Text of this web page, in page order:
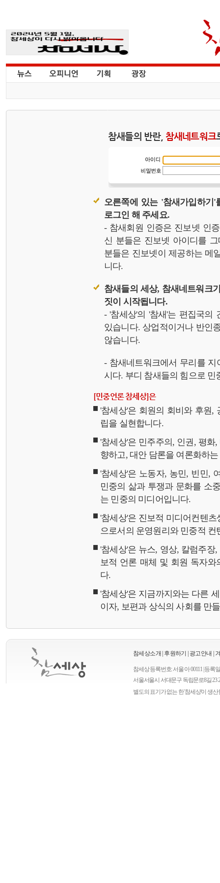
참새들의 반란, 참새네트워크
오른쪽에 있는 '참새가입하기
로그인 해 주세요.
- 참새회원 인증은 진보넷 인
신 분들은 진보넷 아이디를
분들은 진보넷이 제공하는 메
니다.
참새들의 세상, 참새네트워크
짓이 시작됩니다.
- '참세상'의 '참새'는 편집국의
있습니다. 상업적이거나 반인
않습니다.
- 참새네트워크에서 무리를
시다. 부디 참새들의 힘으로 민
[민중언론 참세상]은
'참세상'은 회원의 회비와 후원,
립을 실현합니다.
'참세상'은 민주주의, 인권, 평
향하고, 대안 담론을 여론화하
'참세상'은 노동자, 농민, 빈민,
민중의 삶과 투쟁과 문화를 소
는 민중의 미디어입니다.
'참세상'은 진보적 미디어컨텐
으로서의 운영원리와 민중적
'참세상'은 뉴스, 영상, 칼럼주
보적 언론 매체 및 회원 독자와
다.
'참세상'은 지금까지와는 다른
이자, 보편과 상식의 사회를 만
참세상소개 후원하기 광고안내
참세상 등록번호: 서울 아 00111 | 등록
서울서울시 서대문구 독립문로8길 23
별도의 표기가 없는 한 '참세상'이 생